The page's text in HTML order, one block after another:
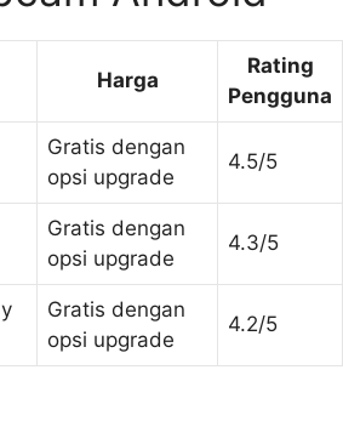
Harga
Rating
Pengguna
Gratis dengan
opsi upgrade
4.5/5
Gratis dengan
opsi upgrade
4.3/5
Gratis dengan
opsi upgrade
4.2/5